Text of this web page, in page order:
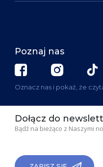
Poznaj nas
Oznacz nas i pokaż, że
Dołącz do
Bądź na bieżąco z Naszymi